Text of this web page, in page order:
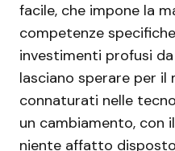
facile, che impone la
competenze
investimenti profusi
lasciano sperare per il
connaturati nelle
un cambiamento, con
niente affatto